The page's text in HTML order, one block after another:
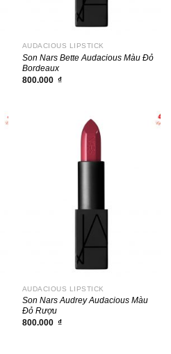
AUDACIOUS LIPSTICK
Son Nars Bette Audacious Màu Đỏ
Bordeaux
800.000 ₫
AUDACIOUS LIPSTICK
Son Nars Audrey Audacious Màu
Đỏ Rượu
800.000 ₫